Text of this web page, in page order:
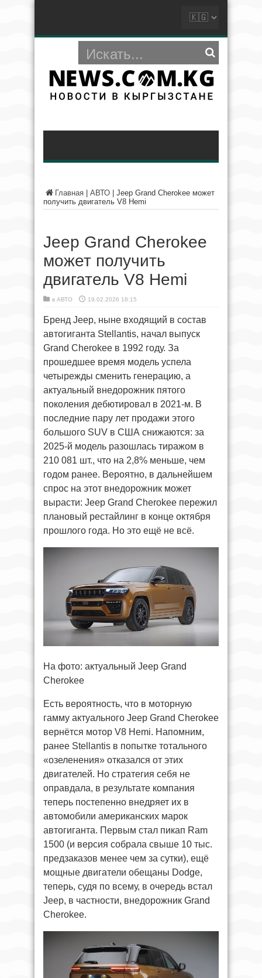
Главная АВТО
Jeep Grand Cherokee может
получить двигатель V8 Hemi
Jeep Grand Cherokee
может получить
двигатель V8 Hemi
в АВТО 19.02.2026 18:15
Бренд Jeep, ныне входящий в состав
автогиганта Stellantis, начал выпуск
Grand Cherokee в 1992 году. За
прошедшее время модель успела
четырежды сменить генерацию, а
актуальный внедорожник пятого
поколения дебютировал в 2021-м. В
последние пару лет продажи этого
большого SUV в США снижаются: за
2025-й модель разошлась тиражом в
210 081 шт., что на 2,8% меньше, чем
годом ранее. Вероятно, в дальнейшем
спрос на этот внедорожник может
вырасти: Jeep Grand Cherokee пережил
плановый рестайлинг в конце октября
прошлого года. Но это ещё не всё.
На фото: актуальный Jeep Grand
Cherokee
Есть вероятность, что в моторную
гамму актуального Jeep Grand Cherokee
вернётся мотор V8 Hemi. Напомним,
ранее Stellantis в попытке тотального
«озеленения» отказался от этих
двигателей. Но стратегия себя не
оправдала, в результате компания
теперь постепенно внедряет их в
автомобили американских марок
автогиганта. Первым стал пикап Ram
1500 (и версия собрала свыше 10 тыс.
предзаказов менее чем за сутки), ещё
мощные двигатели обещаны Dodge,
теперь, судя по всему, в очередь встал
Jeep, в частности, внедорожник Grand
Cherokee.